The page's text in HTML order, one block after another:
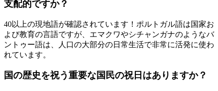
支配的ですか？
40以上の現地語が確認されています！ポルトガル語は国家お
よび教育の言語ですが、エマクワやシチャンガナのようなバ
ントゥー語は、人口の大部分の日常生活で非常に活発に使わ
れています。
国の歴史を祝う重要な国民の祝日はありますか？